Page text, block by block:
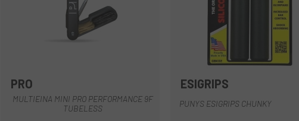
PRO
MULTIEINA MINI PRO PERFORMANCE 9F
TUBELESS
GrocBlau
ESIGRIPS
PUNYS ESIGRIPS CHUNKY